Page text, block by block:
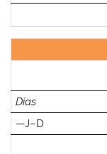
Días
—J–D